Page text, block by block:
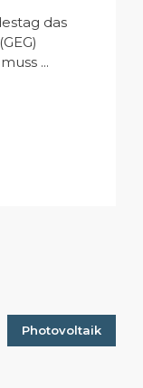
das
...
Photovoltaik